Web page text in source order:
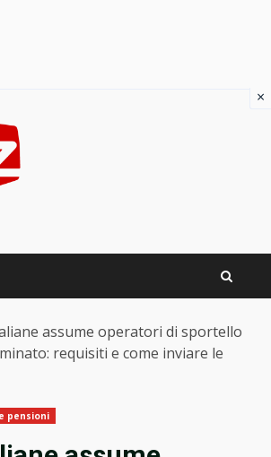
assume operatori di sportello
requisiti e come inviare le
pensioni
×